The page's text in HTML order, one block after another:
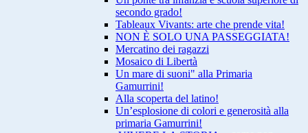
secondo grado!
Tableaux Vivants: arte che prende vita!
NON È SOLO UNA PASSEGGIATA!
Mercatino dei ragazzi
Mosaico di Libertà
Un mare di suoni" alla Primaria
Gamurrini!
Alla scoperta del latino!
Un’esplosione di colori e generosità alla
primaria Gamurrini!